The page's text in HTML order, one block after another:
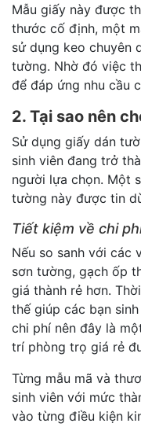
Mẫu giấy này được
thước cố định, một
sử dụng keo chuyên
tường. Nhờ đó việc
để đáp ứng nhu cầu
2. Tại sao nên
Sử dụng giấy dán
sinh viên đang trở
người lựa chọn. Một
tường này được tin
Tiết kiệm về chi
Nếu so sanh với các
sơn tường, gạch ốp
giá thành rẻ hơn.
thế giúp các bạn
chi phí nên đây là
trí phòng trọ giá rẻ
Từng mẫu mã và
sinh viên với mức
vào từng điều kiện